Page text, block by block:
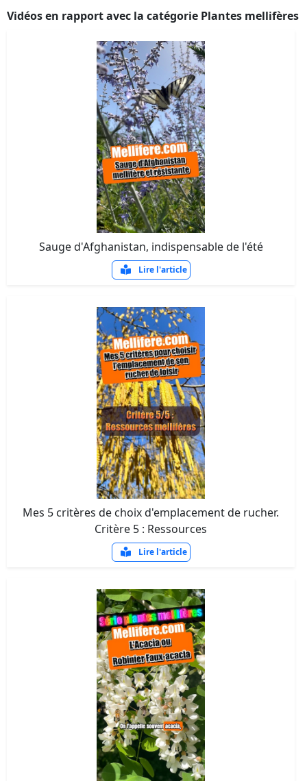
Vidéos en rapport avec la catégorie Plantes mellifères
Sauge d'Afghanistan, indispensable de l'été
Lire l'article
Mes 5 critères de choix d'emplacement de rucher.
Critère 5 : Ressources
Lire l'article